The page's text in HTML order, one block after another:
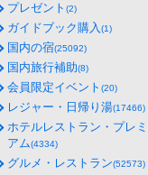
プレゼント (2)
ガイドブック購入(1)
国内の宿(25092)
国内旅行補助(8)
会員限定イベント (20)
レジャー・日帰り湯(17466)
ホテルレストラン・プレミ
アム(4334)
グルメ・レストラン(52573)